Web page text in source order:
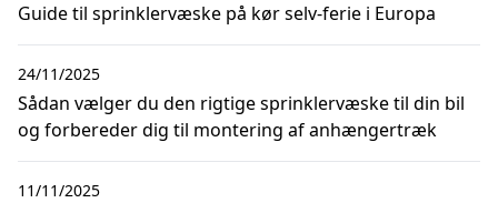
Guide til sprinklervæske på kør selv-ferie i Europa
Sådan vælger du den rigtige sprinklervæske til din bil
og forbereder dig til montering af anhængertræk
24/11/2025
11/11/2025